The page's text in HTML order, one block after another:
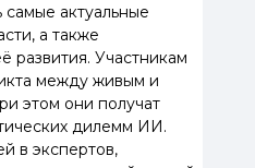
самые актуальные
а также
развития. Участникам
между живым и
этом они получат
дилемм ИИ.
в экспертов,